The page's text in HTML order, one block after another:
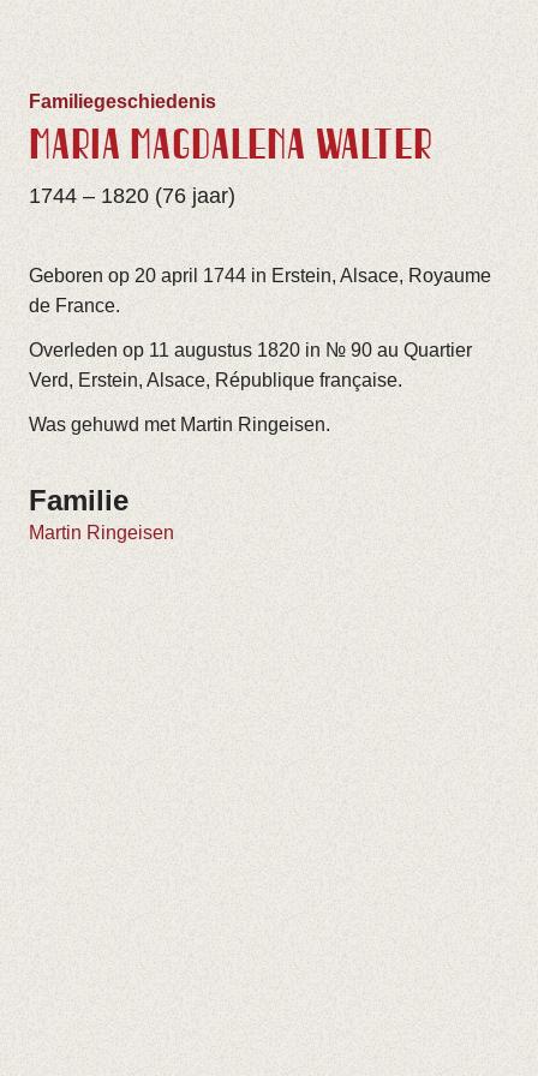
Familiegeschiedenis
MARIA MAGDALENA WALTER
1744 – 1820 (76 jaar)
Geboren op 20 april 1744 in Erstein, Alsace, Royaume
de France.
Overleden op 11 augustus 1820 in № 90 au Quartier
Verd, Erstein, Alsace, République française.
Was gehuwd met Martin Ringeisen.
Familie
Martin Ringeisen